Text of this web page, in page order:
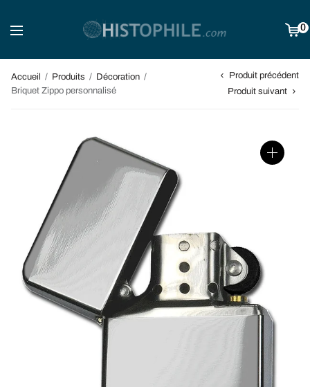
0
Accueil / Produits / Décoration /
Briquet Zippo personnalisé
Produit précédent
Produit suivant